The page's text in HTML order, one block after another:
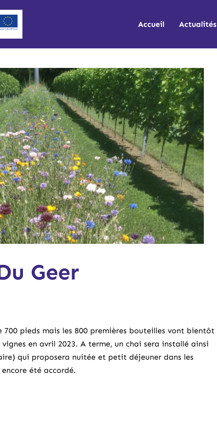
Accueil Actualités
Geer
700 pieds mais les 800 premières bouteilles vont bientôt
en avril 2023. A terme, un chai sera installé ainsi
qui proposera nuitée et petit déjeuner dans les
encore été accordé.